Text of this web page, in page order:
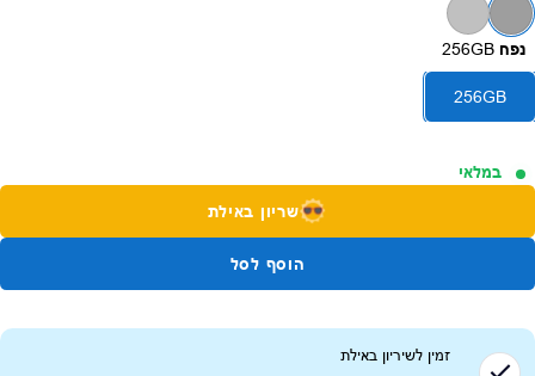
נפח 256GB
256GB
במלאי
שריון באילת
הוסף לסל
זמין לשיריון באילת